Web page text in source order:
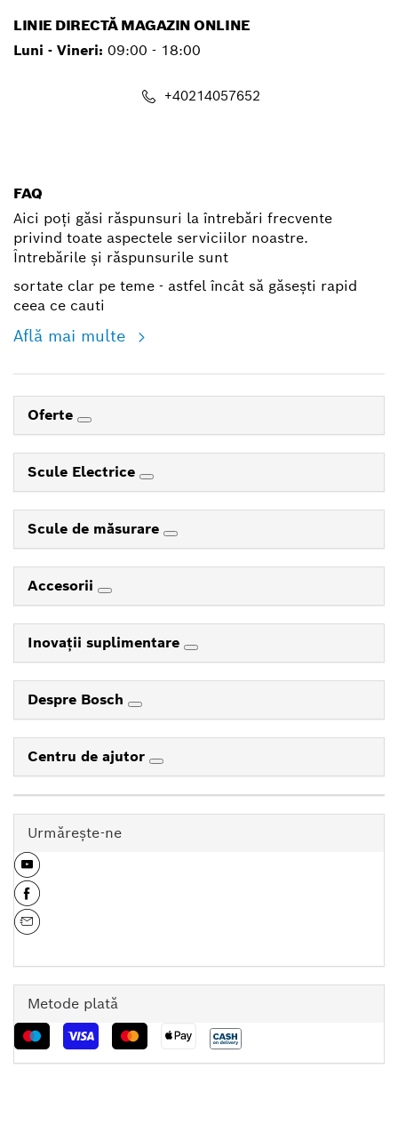
LINIE DIRECTĂ MAGAZIN ONLINE
Luni - Vineri: 09:00 - 18:00
+40214057652
FAQ
Aici poți găsi răspunsuri la întrebări frecvente
privind toate aspectele serviciilor noastre.
Întrebările și răspunsurile sunt
sortate clar pe teme - astfel încât să găsești rapid
ceea ce cauti
Află mai multe
Oferte
Scule Electrice
Scule de măsurare
Accesorii
Inovaţii suplimentare
Despre Bosch
Centru de ajutor
Urmăreşte-ne
Metode plată